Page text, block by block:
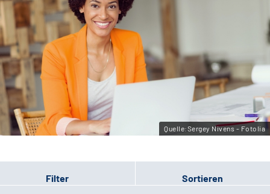
Sozialdienste & Zuweisende
Suche
Leichte Sprache
Gebärdensprache
Quelle:Sergey Nivens - Fotolia
Filter Sortieren